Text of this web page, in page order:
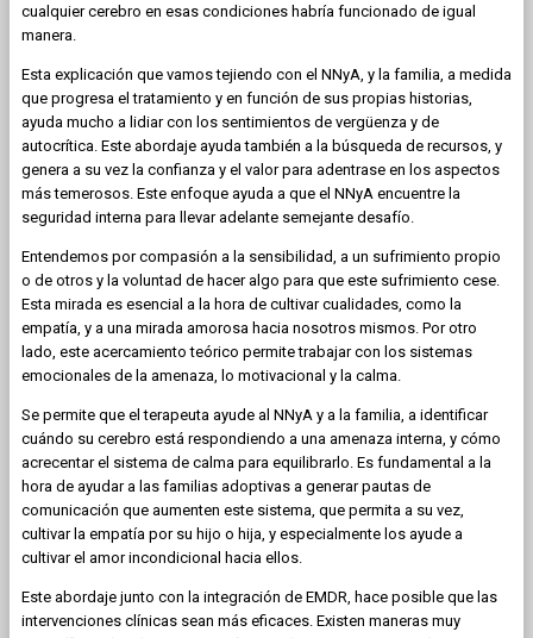
cualquier cerebro en esas condiciones habría funcionado de igual
manera.
Esta explicación que vamos tejiendo con el NNyA, y la familia, a medida
que progresa el tratamiento y en función de sus propias historias,
ayuda mucho a lidiar con los sentimientos de vergüenza y de
autocrítica. Este abordaje ayuda también a la búsqueda de recursos, y
genera a su vez la confianza y el valor para adentrase en los aspectos
más temerosos. Este enfoque ayuda a que el NNyA encuentre la
seguridad interna para llevar adelante semejante desafío.
Entendemos por compasión a la sensibilidad, a un sufrimiento propio
o de otros y la voluntad de hacer algo para que este sufrimiento cese.
Esta mirada es esencial a la hora de cultivar cualidades, como la
empatía, y a una mirada amorosa hacia nosotros mismos. Por otro
lado, este acercamiento teórico permite trabajar con los sistemas
emocionales de la amenaza, lo motivacional y la calma.
Se permite que el terapeuta ayude al NNyA y a la familia, a identificar
cuándo su cerebro está respondiendo a una amenaza interna, y cómo
acrecentar el sistema de calma para equilibrarlo. Es fundamental a la
hora de ayudar a las familias adoptivas a generar pautas de
comunicación que aumenten este sistema, que permita a su vez,
cultivar la empatía por su hijo o hija, y especialmente los ayude a
cultivar el amor incondicional hacia ellos.
Este abordaje junto con la integración de EMDR, hace posible que las
intervenciones clínicas sean más eficaces. Existen maneras muy